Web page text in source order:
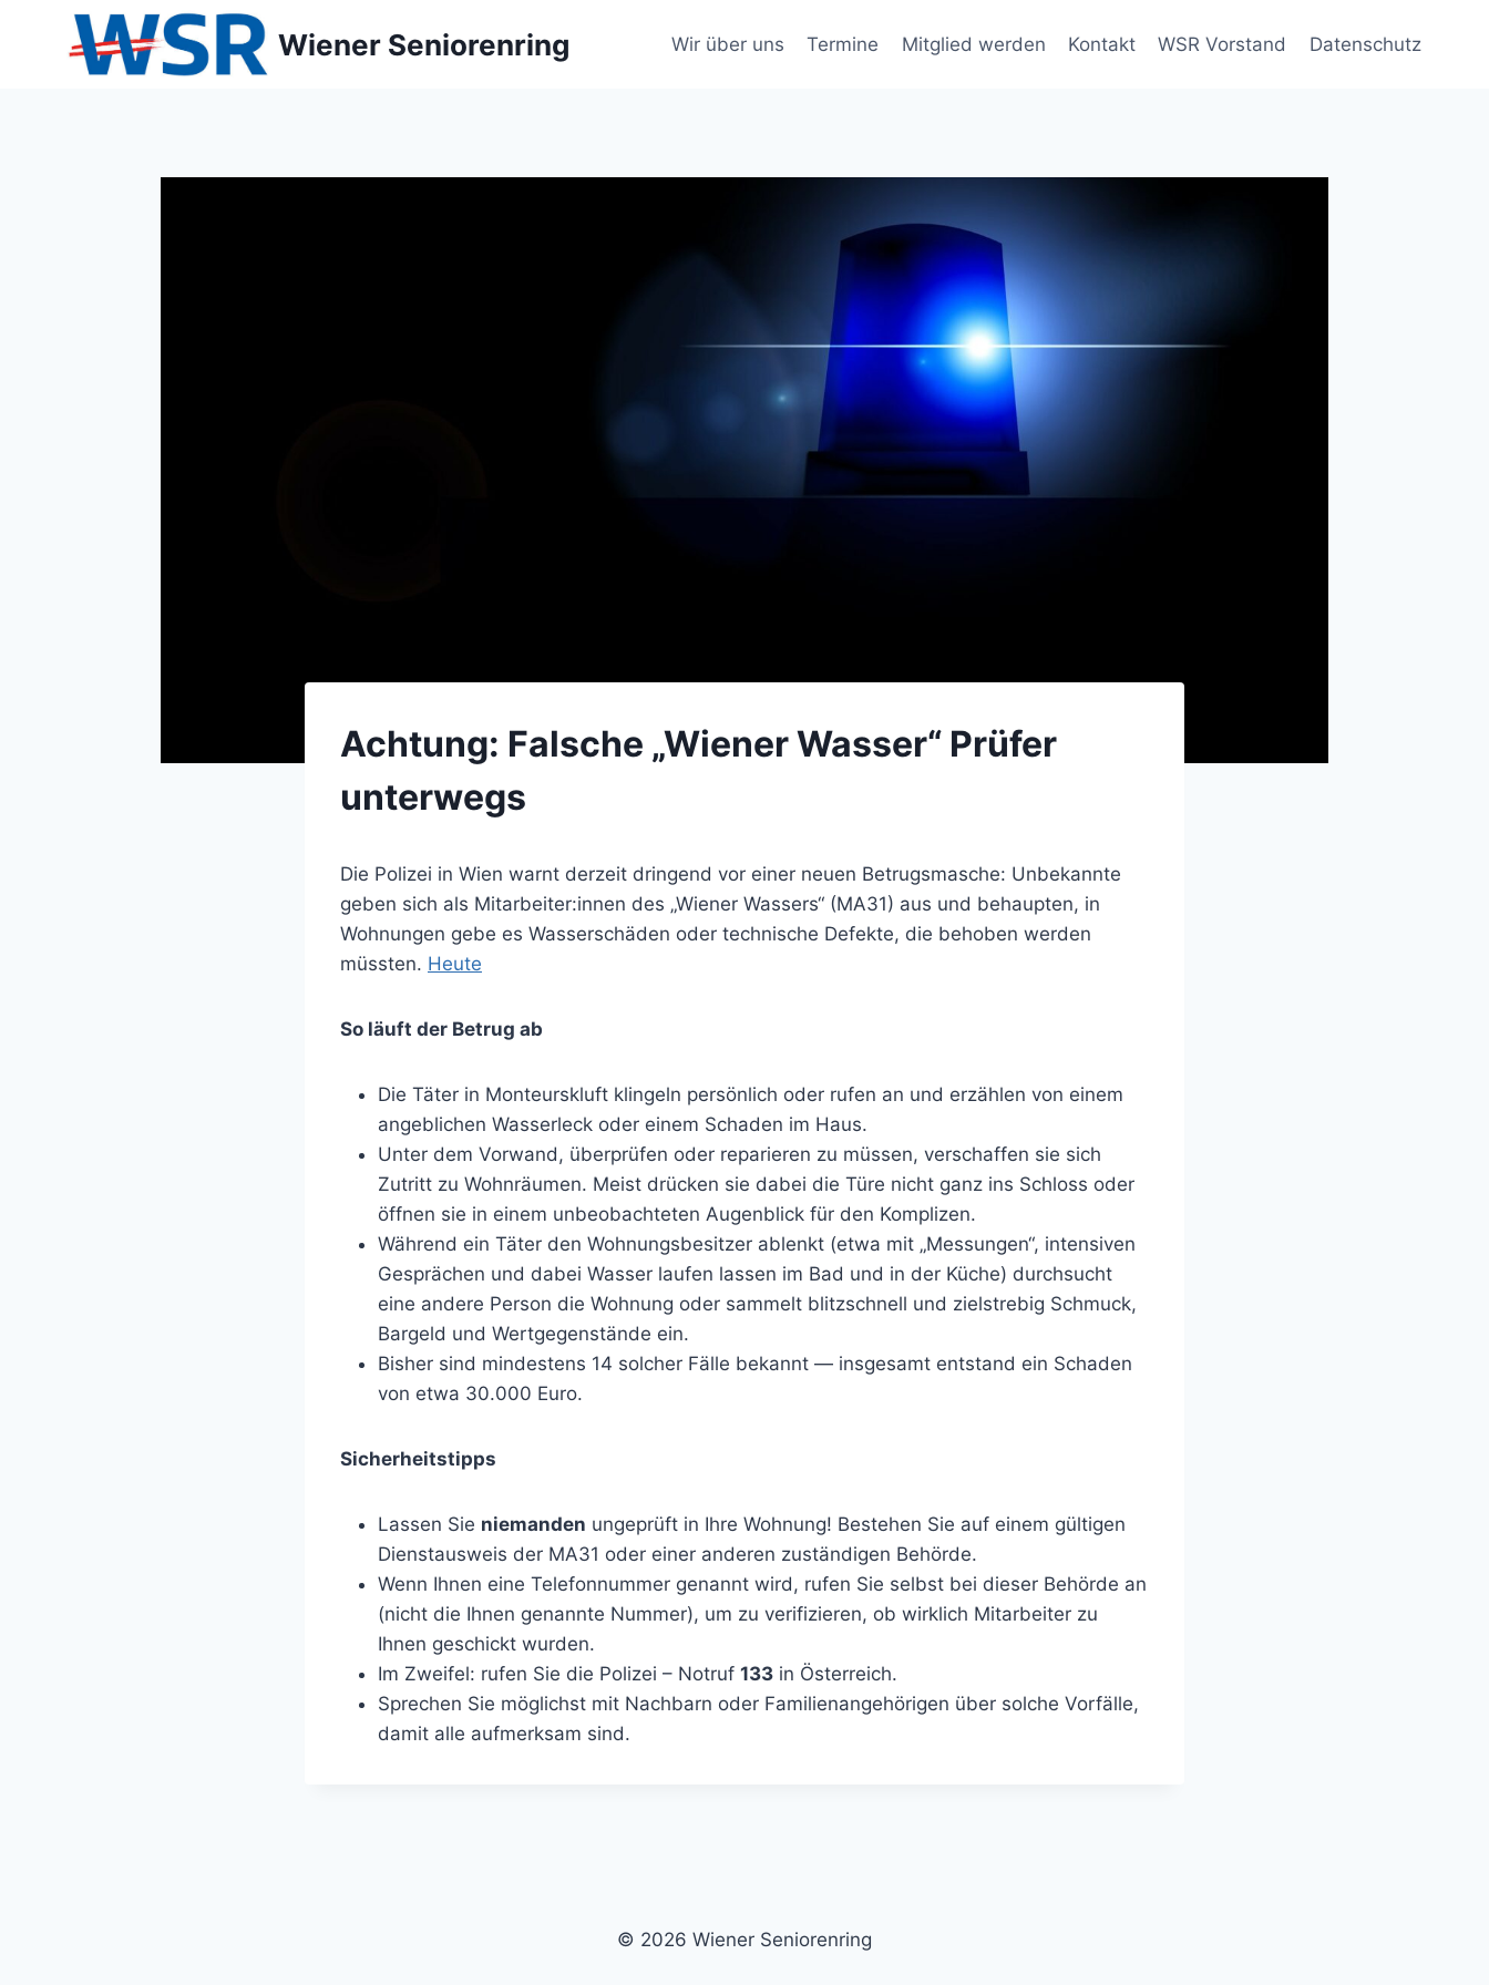
Wiener Seniorenring Wir über uns Termine Mitglied werden Kontakt WSR Vorstand Datenschutz
Achtung: Falsche „Wiener Wasser“ Prüfer
unterwegs
Die Polizei in Wien warnt derzeit dringend vor einer neuen Betrugsmasche: Unbekannte
geben sich als Mitarbeiter:innen des „Wiener Wassers“ (MA31) aus und behaupten, in
Wohnungen gebe es Wasserschäden oder technische Defekte, die behoben werden
müssten. Heute
So läuft der Betrug ab
Die Täter in Monteurskluft klingeln persönlich oder rufen an und erzählen von einem
angeblichen Wasserleck oder einem Schaden im Haus.
Unter dem Vorwand, überprüfen oder reparieren zu müssen, verschaffen sie sich
Zutritt zu Wohnräumen. Meist drücken sie dabei die Türe nicht ganz ins Schloss oder
öffnen sie in einem unbeobachteten Augenblick für den Komplizen.
Während ein Täter den Wohnungsbesitzer ablenkt (etwa mit „Messungen“, intensiven
Gesprächen und dabei Wasser laufen lassen im Bad und in der Küche) durchsucht
eine andere Person die Wohnung oder sammelt blitzschnell und zielstrebig Schmuck,
Bargeld und Wertgegenstände ein.
Bisher sind mindestens 14 solcher Fälle bekannt — insgesamt entstand ein Schaden
von etwa 30.000 Euro.
Sicherheitstipps
Lassen Sie niemanden ungeprüft in Ihre Wohnung! Bestehen Sie auf einem gültigen
Dienstausweis der MA31 oder einer anderen zuständigen Behörde.
Wenn Ihnen eine Telefonnummer genannt wird, rufen Sie selbst bei dieser Behörde an
(nicht die Ihnen genannte Nummer), um zu verifizieren, ob wirklich Mitarbeiter zu
Ihnen geschickt wurden.
Im Zweifel: rufen Sie die Polizei – Notruf 133 in Österreich.
Sprechen Sie möglichst mit Nachbarn oder Familienangehörigen über solche Vorfälle,
damit alle aufmerksam sind.
© 2026 Wiener Seniorenring